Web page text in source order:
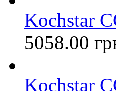
Kochstar
5058.00
Kochstar